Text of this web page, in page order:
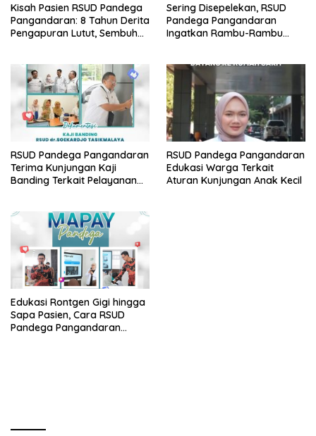
Kisah Pasien RSUD Pandega
Pangandaran: 8 Tahun Derita
Pengapuran Lutut, Sembuh
Sering Disepelekan, RSUD
Pandega Pangandaran
Ingatkan Rambu-Rambu
RSUD Pandega Pangandaran
Terima Kunjungan Kaji
Banding Terkait Pelayanan
RSUD Pandega Pangandaran
Edukasi Warga Terkait
Aturan Kunjungan Anak Kecil
Edukasi Rontgen Gigi hingga
Sapa Pasien, Cara RSUD
Pandega Pangandaran